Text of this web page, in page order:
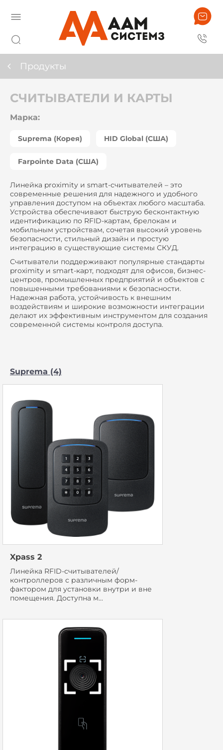
Продукты
СЧИТЫВАТЕЛИ И КАРТЫ
Марка:
Suprema (Корея) HID Global (США)
Farpointe Data (США)
Линейка proximity и smart-считывателей – это
современные решения для надежного и удобного
управления доступом на объектах любого масштаба.
Устройства обеспечивают быструю бесконтактную
идентификацию по RFID-картам, брелокам и
мобильным устройствам, сочетая высокий уровень
безопасности, стильный дизайн и простую
интеграцию в существующие системы СКУД.
Считыватели поддерживают популярные стандарты
proximity и smart-карт, подходят для офисов, бизнес-
центров, промышленных предприятий и объектов с
повышенными требованиями к безопасности.
Надежная работа, устойчивость к внешним
воздействиям и широкие возможности интеграции
делают их эффективным инструментом для создания
современной системы контроля доступа.
Suprema (4)
Xpass 2
Линейка RFID-считывателей/
контроллеров с различным форм-
фактором для установки внутри и вне
помещения. Доступна м...